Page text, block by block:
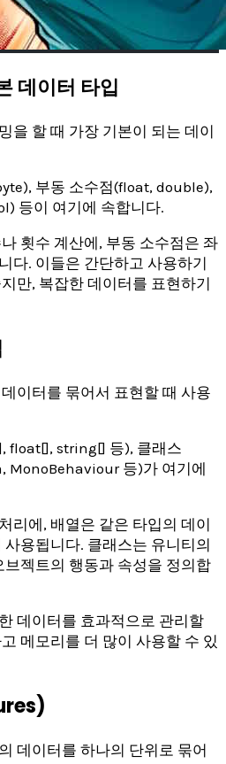
데이터 타입
을 할 때 가장 기본이 되는 데이
부동 소수점(float, double),
등이 여기에 속합니다.
횟수 계산에, 부동 소수점은 좌
다. 이들은 간단하고 사용하기
만, 복잡한 데이터를 표현하기
이터를 묶어서 표현할 때 사용
float[], string[] 등), 클래스
MonoBehaviour 등)가 여기에
리에, 배열은 같은 타입의 데이
용됩니다. 클래스는 유니티의
젝트의 행동과 속성을 정의합
데이터를 효과적으로 관리할
메모리를 더 많이 사용할 수 있
데이터를 하나의 단위로 묶어